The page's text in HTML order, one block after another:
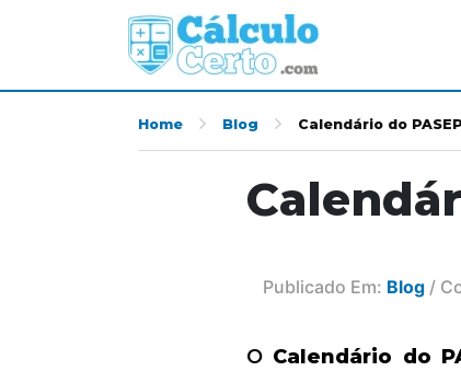
Home Blog Calendário do
Publicado Em: Blog /
O Calendário do